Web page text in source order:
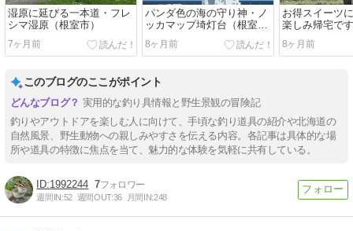
湿原に延びる一本道・フレ
シマ湿原（根室市）
7ヶ月前
パンダ色の海の守り神・ノ
ッカマップ埼灯台（根室
8ヶ月前
お得スイーツ
楽しみ帰宅です
8ヶ月前
このブログのここがポイント
実用的な釣り具情報と野生景観の冒険記
釣りやアウトドアを楽しむ人に向けて、手頃な釣り道具の紹介や北海道の
自然風景、野生動物への親しみやすさを伝える内容。各記事は具体的な場
所や道具の特徴に焦点を当て、魅力的な体験を気軽に共有している。
1992244 7
週間IN:52 週間OUT:36 月間IN:248